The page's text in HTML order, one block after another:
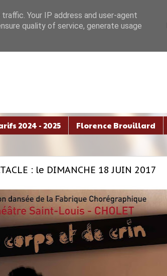
2024 - 2025 Florence Brouillard
: le DIMANCHE 18 JUIN 2017
Your IP address and user-agent
quality of service, generate usage